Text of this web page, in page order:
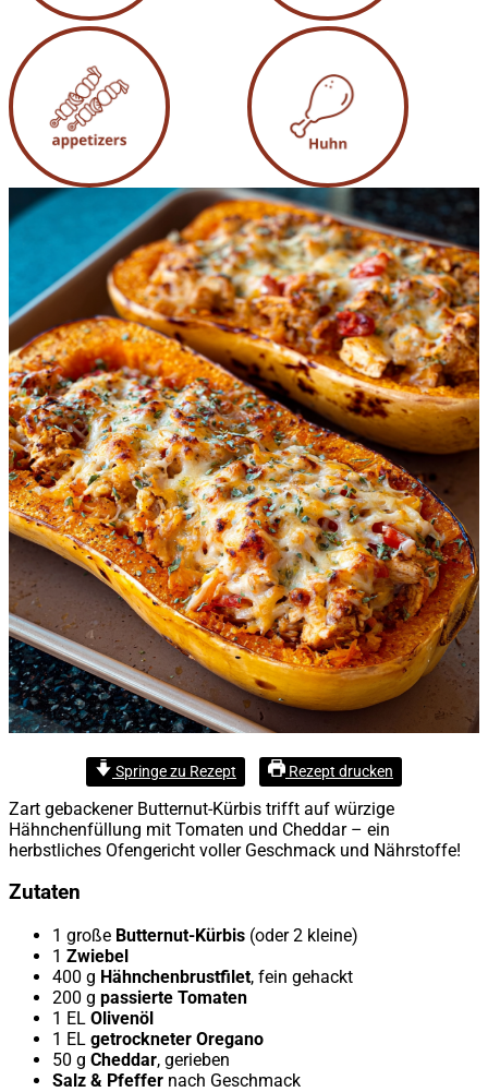
Springe zu Rezept Rezept drucken
Zart gebackener Butternut-Kürbis trifft auf würzige
Hähnchenfüllung mit Tomaten und Cheddar – ein
herbstliches Ofengericht voller Geschmack und Nährstoffe!
Zutaten
1 große Butternut-Kürbis (oder 2 kleine)
1 Zwiebel
400 g Hähnchenbrustfilet, fein gehackt
200 g passierte Tomaten
1 EL Olivenöl
1 EL getrockneter Oregano
50 g Cheddar, gerieben
Salz & Pfeffer nach Geschmack